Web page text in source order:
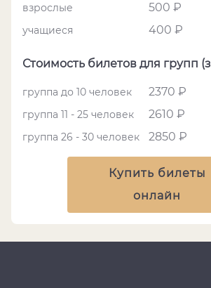
взрослые 500 ₽
учащиеся 400 ₽
Стоимость билетов для групп
группа до 10 человек 2370 ₽
группа 11 - 25 человек 2610 ₽
группа 26 - 30 человек 2850 ₽
Купить билеты
онлайн